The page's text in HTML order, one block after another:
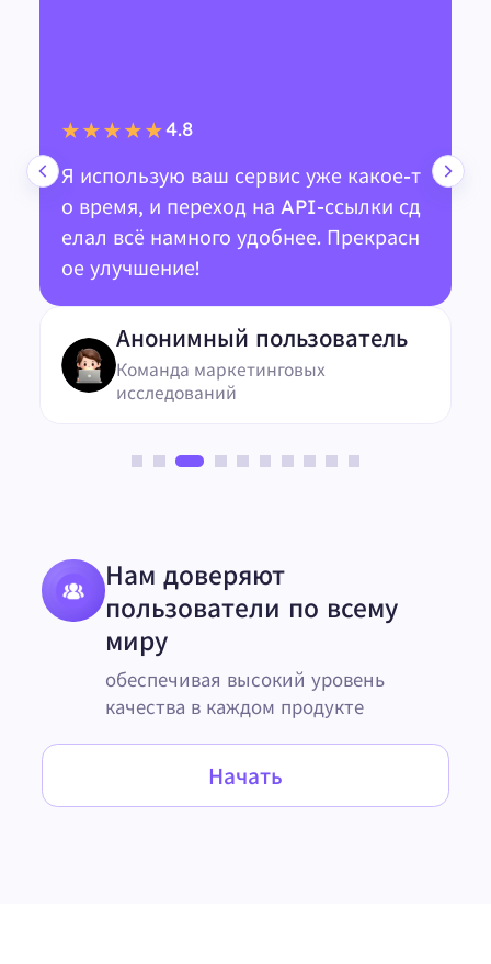
★★★★★4.8
Я использую ваш сервис уже какое-т
о время, и переход на API-ссылки сд
елал всё намного удобнее. Прекрасн
ое улучшение!
Анонимный пользователь
Команда маркетинговых
исследований
Нам доверяют
пользователи по всему
миру
обеспечивая высокий уровень
качества в каждом продукте
Начать